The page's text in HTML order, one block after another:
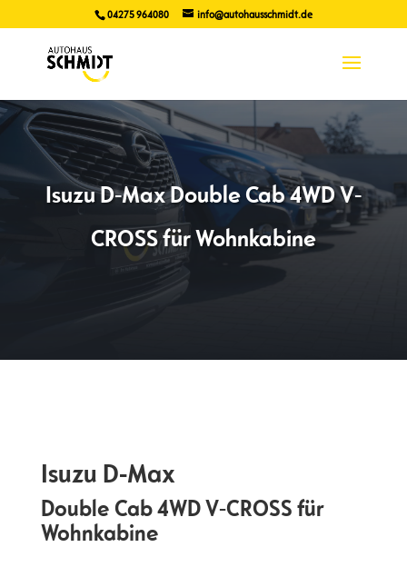
04275 964080 info@autohausschmidt.de
Isuzu D-Max Double Cab 4WD V-
CROSS für Wohnkabine
Isuzu D-Max
Double Cab 4WD V-CROSS für
Wohnkabine